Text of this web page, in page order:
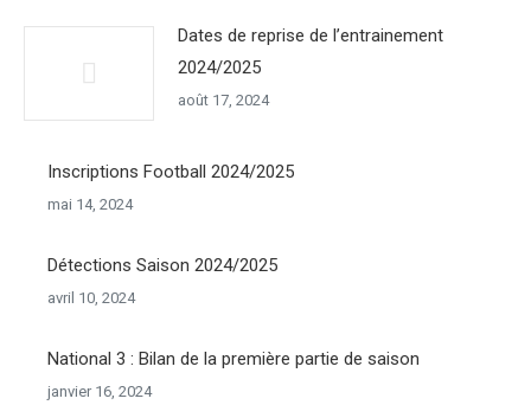
Dates de reprise de l’entrainement
2024/2025
août 17, 2024
Inscriptions Football 2024/2025
mai 14, 2024
Détections Saison 2024/2025
avril 10, 2024
National 3 : Bilan de la première partie de saison
janvier 16, 2024